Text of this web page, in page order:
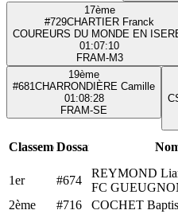
17ème
#729CHARTIER Franck
COUREURS DU MONDE EN
01:07:10
FRAM-M3
19ème
#681 CHARRONDIÈRE Camille
01:08:28
FRAM-SE
ClassementDossard
1er
#674
REYMOND
FC
2ème
#716 COCHET